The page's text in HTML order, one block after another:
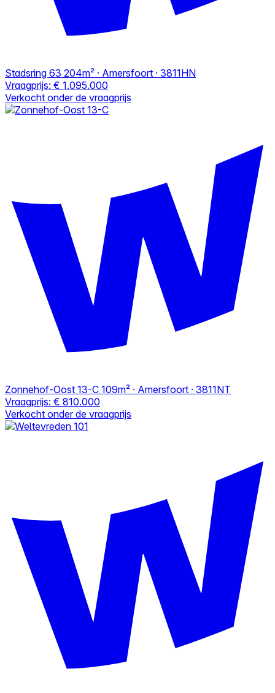
Stadsring 63 204m² · Amersfoort · 3811HN
Vraagprijs: € 1.095.000
Verkocht onder de vraagprijs
Zonnehof-Oost 13-C 109m² · Amersfoort · 3811NT
Vraagprijs: € 810.000
Verkocht onder de vraagprijs